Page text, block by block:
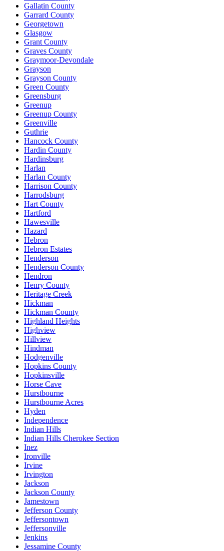
Gallatin County
Garrard County
Georgetown
Glasgow
Grant County
Graves County
Graymoor-Devondale
Grayson
Grayson County
Green County
Greensburg
Greenup
Greenup County
Greenville
Guthrie
Hancock County
Hardin County
Hardinsburg
Harlan
Harlan County
Harrison County
Harrodsburg
Hart County
Hartford
Hawesville
Hazard
Hebron
Hebron Estates
Henderson
Henderson County
Hendron
Henry County
Heritage Creek
Hickman
Hickman County
Highland Heights
Highview
Hillview
Hindman
Hodgenville
Hopkins County
Hopkinsville
Horse Cave
Hurstbourne
Hurstbourne Acres
Hyden
Independence
Indian Hills
Indian Hills Cherokee Section
Inez
Ironville
Irvine
Irvington
Jackson
Jackson County
Jamestown
Jefferson County
Jeffersontown
Jeffersonville
Jenkins
Jessamine County